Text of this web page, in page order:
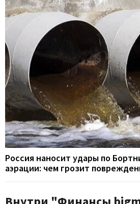
Россия наносит удары по
аэрации: чем грозит